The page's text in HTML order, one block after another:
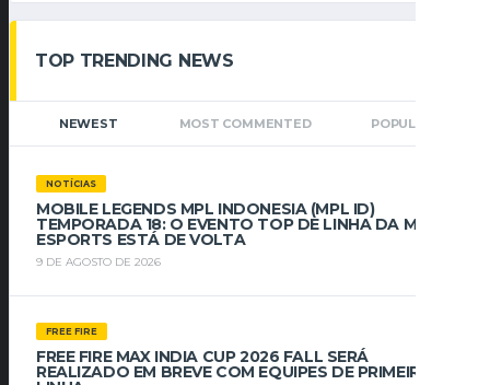
TOP TRENDING NEWS
NEWEST MOST COMMENTED POPULAR
NOTÍCIAS
MOBILE LEGENDS MPL INDONESIA (MPL ID)
TEMPORADA 18: O EVENTO TOP DE LINHA DA MLBB
ESPORTS ESTÁ DE VOLTA
9 DE AGOSTO DE 2026
FREE FIRE
FREE FIRE MAX INDIA CUP 2026 FALL SERÁ
REALIZADO EM BREVE COM EQUIPES DE PRIMEIRA